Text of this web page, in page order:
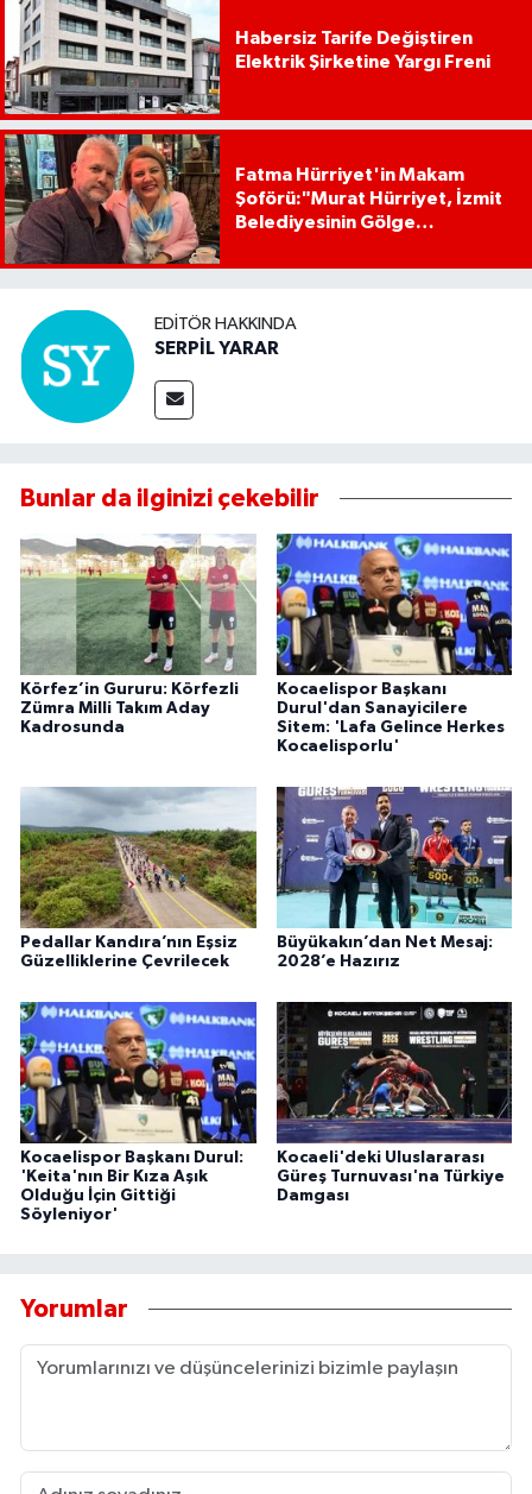
Habersiz Tarife Değiştiren
Elektrik Şirketine Yargı Freni
Fatma Hürriyet'in Makam
Şoförü:"Murat Hürriyet, İzmit
Belediyesinin Gölge
EDITÖR HAKKINDA
SERPİL YARAR
Bunlar da ilginizi çekebilir
Körfez’in Gururu: Körfezli
Zümra Milli Takım Aday
Kadrosunda
Kocaelispor Başkanı
Durul'dan Sanayicilere
Sitem: 'Lafa Gelince Herkes
Kocaelisporlu'
Pedallar Kandıra’nın Eşsiz
Güzelliklerine Çevrilecek
Büyükakın’dan Net Mesaj:
2028’e Hazırız
Kocaelispor Başkanı Durul:
'Keita'nın Bir Kıza Aşık
Olduğu İçin Gittiği
Söyleniyor'
Kocaeli'deki Uluslararası
Güreş Turnuvası'na Türkiye
Damgası
Yorumlar